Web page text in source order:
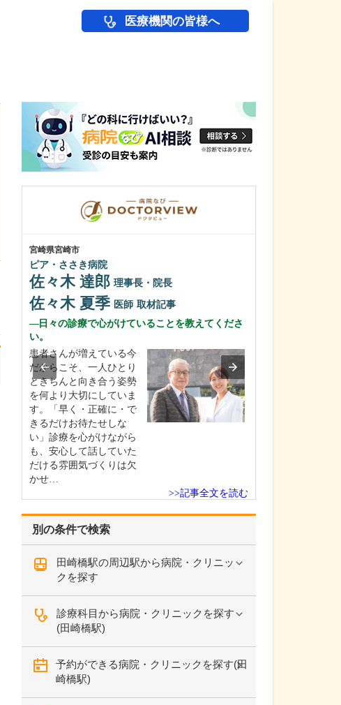
医療機関の皆様へ
別の条件で検索
田崎橋駅の周辺駅から病院・クリニッ
クを探す
診療科目から病院・クリニックを探す
(田崎橋駅)
予約ができる病院・クリニックを探す(田
崎橋駅)
宮崎県宮崎市
ピア・ささき病院
佐々木 達郎 理事長・院長
佐々木 夏季 医師 取材記事
日々の診療で心がけていることを教えてくださ
い。
患者さんが増えている今
だからこそ、一人ひとり
ときちんと向き合う姿勢
を何より大切にしていま
す。「早く・正確に・で
きるだけお待たせしな
い」診療を心がけながら
も、安心して話していた
だける雰囲気づくりは欠
かせ…
>>記事全文を読む